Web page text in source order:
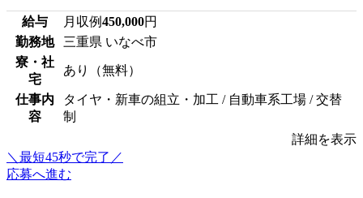
給与 月収例450,000円
勤務地
三重県 いなべ市
寮・社
宅
あり（無料）
仕事内
容
タイヤ・新車の組立・加工 / 自動車系工場 / 交替
制
詳細を表示
＼最短45秒で完了／
応募へ進む